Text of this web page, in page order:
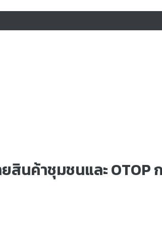
นค้าชุมชนและ OTOP